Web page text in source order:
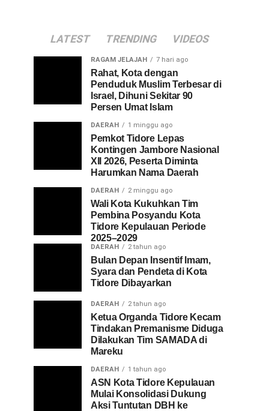
LATEST TRENDING VIDEOS
RAGAM JELAJAH 7 hari ago
Rahat, Kota dengan
Penduduk Muslim Terbesar di
Israel, Dihuni Sekitar 90
Persen Umat Islam
DAERAH 1 minggu ago
Pemkot Tidore Lepas
Kontingen Jambore Nasional
XII 2026, Peserta Diminta
Harumkan Nama Daerah
DAERAH 2 minggu ago
Wali Kota Kukuhkan Tim
Pembina Posyandu Kota
Tidore Kepulauan Periode
2025–2029
DAERAH 2 tahun ago
Bulan Depan Insentif Imam,
Syara dan Pendeta di Kota
Tidore Dibayarkan
DAERAH 2 tahun ago
Ketua Organda Tidore Kecam
Tindakan Premanisme Diduga
Dilakukan Tim SAMADA di
Mareku
DAERAH 1 tahun ago
ASN Kota Tidore Kepulauan
Mulai Konsolidasi Dukung
Aksi Tuntutan DBH ke